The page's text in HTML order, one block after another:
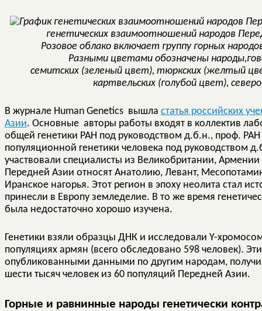
генетических взаимоотношений народов
Розовое облако включает группу горных
Разными цветами обозначены
семитских (зеленый цвет), тюркских (желтый
картвельских (голубой цвет),
В журнале Human Genetics вышла статья российских
Азии. Основные авторы работы входят в коллектив
общей генетики РАН под руководством д.б.н., проф.
популяционной генетики человека под руководством
участвовали специалисты из Великобритании,
Передней Азии относят Анатолию, Левант,
Иранское нагорья. Этот регион в эпоху неолита стал
принесли в Европу земледелие. В то же время
была недостаточно хорошо изучена.
Генетики взяли образцы ДНК и исследовали Y-
популяциях армян (всего обследовано 598 человек).
опубликованными данными по другим народам,
шести тысяч человек из 60 популяций Передней Азии.
Горные и равнинные народы генетически